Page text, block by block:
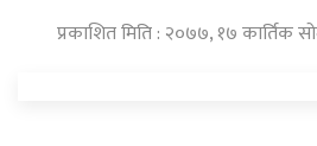
प्रकाशित मिति : २०७७, १७ कार्तिक